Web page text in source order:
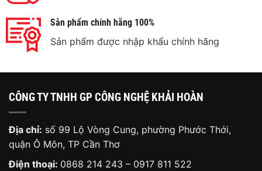
Sản phẩm chính hãng 100%
Sản phẩm được nhập khẩu chính hãng
CÔNG TY TNHH GP CÔNG NGHỆ KHẢI HOÀN
Địa chỉ: số 99 Lộ Vòng Cung, phường Phước Thới,
quận Ô Môn, TP Cần Thơ
Điện thoại: 0868 214 243 – 0917 811 522